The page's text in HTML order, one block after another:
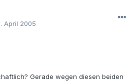
April 2005
Gerade wegen diesen beiden